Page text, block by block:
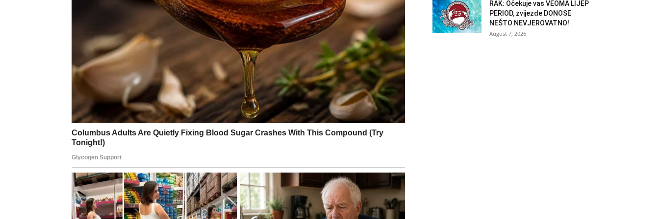
Ribe su znak koji često nosi tuđe boli, ali sada univerzum kaže: dosta. Zvezde su na tvojoj strani
jer si ostao dobar čak i kada si bio povređen. Ljubav ulazi u fazu sigurnosti – bilo kroz jačanje
postojećeg odnosa, bilo kroz susret koji donosi mir, a ne haos.Ovo je period kada shvataš da
tvoja nežnost nije slabost, već snaga
RAK: Očekuje vas VEOMA LIJEP
PERIOD, zvijezde DONOSE
NEŠTO NEVJEROVATNO!
August 7, 2026